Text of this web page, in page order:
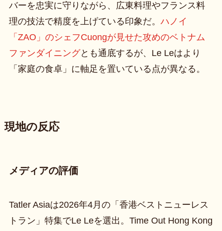
バーを忠実に守りながら、広東料理やフランス料
理の技法で精度を上げている印象だ。 ハノイ
「ZAO」のシェフCuongが見せた攻めのベトナム
ファンダイニングとも通底するが、Le Leはより
「家庭の食卓」に軸足を置いている点が異なる。
現地の反応
メディアの評価
Tatler Asiaは2026年4月の「香港ベストニューレス
トラン」特集でLe Leを選出。Time Out Hong Kong